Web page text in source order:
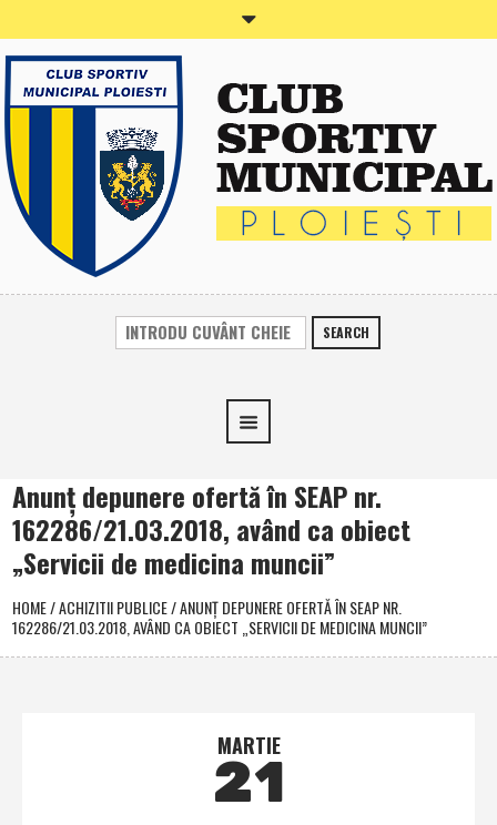
SEARCH
Anunţ depunere ofertă în SEAP nr.
162286/21.03.2018, având ca obiect
„Servicii de medicina muncii”
HOME/ACHIZITII PUBLICE/ANUNŢ DEPUNERE OFERTĂ ÎN SEAP NR.
162286/21.03.2018, AVÂND CA OBIECT „SERVICII DE MEDICINA MUNCII”
MARTIE
21